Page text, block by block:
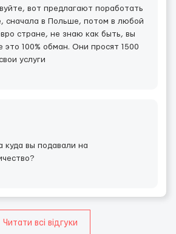
вот предлагают поработать
сначала в Польше, потом в любой
стране, не знаю как быть, вы
это 100% обман. Они просят 1500
услуги
куда вы подавали на
Читати всі відгуки